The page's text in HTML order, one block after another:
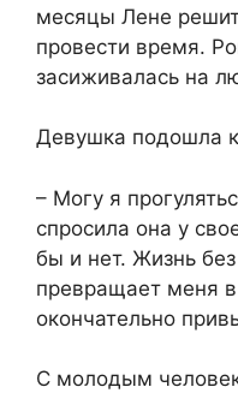
месяцы Лене
провести время.
засиживалась на
Девушка подошла к
– Могу я
спросила она у
бы и нет. Жизнь
превращает меня
окончательно
С молодым